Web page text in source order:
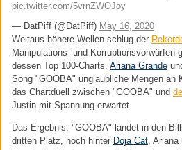
pic.twitter.com/5vrnZWOJoy
— DatPiff (@DatPiff) May 16, 2020
Weitaus höhere Wellen schlug der
Manipulations- und Korruptionsvorwürfen
dessen Top 100-Charts, Ariana Grande
Song "GOOBA" unglaubliche Mengen an
das Chartduell zwischen "GOOBA" und
Justin mit Spannung erwartet.
Das Ergebnis: "GOOBA" landet in den
dritten Platz, noch hinter Doja Cat, Ariana